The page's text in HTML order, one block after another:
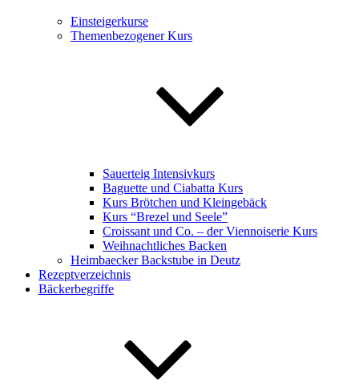
Einsteigerkurse
Themenbezogener Kurs
Sauerteig Intensivkurs
Baguette und Ciabatta Kurs
Kurs Brötchen und Kleingebäck
Kurs “Brezel und Seele”
Croissant und Co. – der Viennoiserie Kurs
Weihnachtliches Backen
Heimbaecker Backstube in Deutz
Rezeptverzeichnis
Bäckerbegriffe